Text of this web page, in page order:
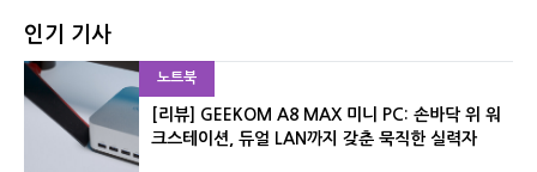
인기 기사
노트북
[리뷰] GEEKOM A8 MAX 미니 PC: 손바닥 위 워
크스테이션, 듀얼 LAN까지 갖춘 묵직한 실력자